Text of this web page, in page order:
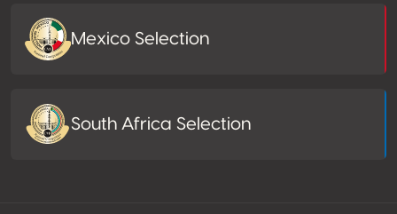
Mexico Selection
South Africa Selection